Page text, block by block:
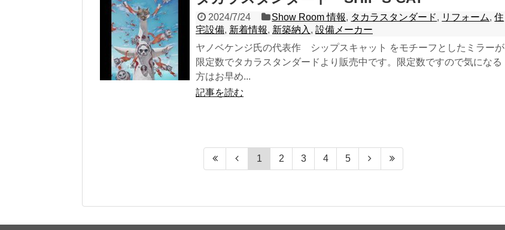
2024/7/24 Show Room 情報, タカラスタンダード, リフォーム,住
宅設備, 新着情報, 新築納入 , 設備メーカー
ヤノベケンジ氏の代表作 シップスキャット をモチーフとしたミラーが
限定数でタカラスタンダードより販売中です。限定数ですので気になる
方はお早め...
記事を読む
1 2 3 4 5